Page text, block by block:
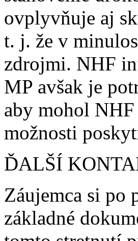
ovplyvňuje aj
t. j. že v
zdrojmi. NHF
MP avšak je
aby mohol
možnosti
ĎALŠÍ
Záujemca si po
základné